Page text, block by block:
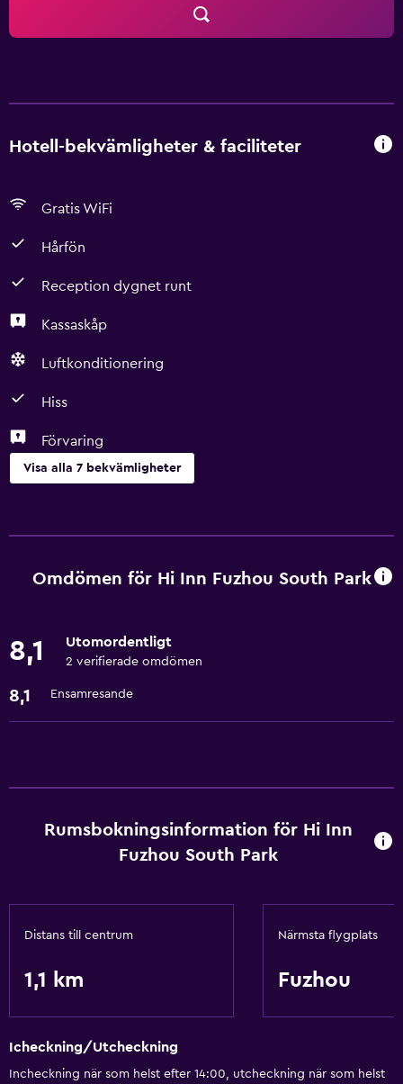
Hotell-bekvämligheter & faciliteter
Gratis WiFi
Hårfön
Reception dygnet runt
Kassaskåp
Luftkonditionering
Hiss
Förvaring
Visa alla 7 bekvämligheter
Gratis WiFi
Hiss
Badrum
Hårfön
Hälsa och säkerhet
Tjänster och bekvämligheter
Omdömen för Hi Inn Fuzhou South Park
8,1 Utomordentligt
2 verifierade omdömen
8,1 Ensamresande
Rumsbokningsinformation för Hi Inn
Fuzhou South Park
Distans till centrum
1,1 km
Närmsta flygplats
Fuzhou
Icheckning/Utcheckning
Incheckning när som helst efter 14:00, utcheckning när som helst